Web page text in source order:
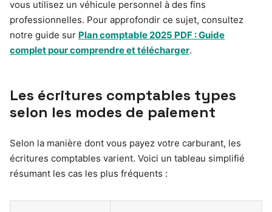
vous utilisez un véhicule personnel à des fins
professionnelles. Pour approfondir ce sujet, consultez
notre guide sur Plan comptable 2025 PDF : Guide
complet pour comprendre et télécharger.
Les écritures comptables types
selon les modes de paiement
Selon la manière dont vous payez votre carburant, les
écritures comptables varient. Voici un tableau simplifié
résumant les cas les plus fréquents :